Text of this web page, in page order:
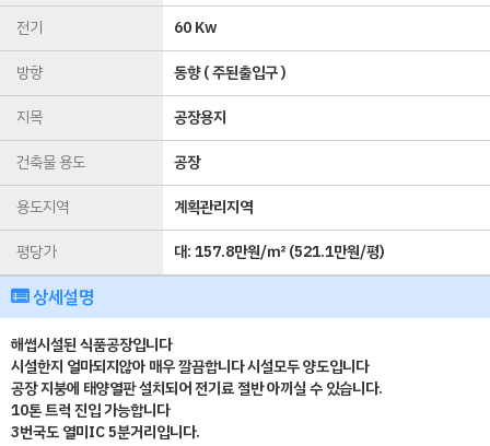
전기
60 Kw
방향
동향 ( 주된출입구 )
지목
공장용지
건축물 용도
공장
용도지역
계획관리지역
평당가
대:157.8만원/㎡(521.1만원/평)
상세설명
해썹시설된 식품공장입니다
시설한지 얼마되지않아 매우 깔끔합니다 시설모두 양도입니다
공장 지붕에 태양열판 설치되어 전기료 절반 아끼실 수 있습니다.
10톤 트럭 진입 가능합니다
3번국도 열미IC 5분거리입니다.